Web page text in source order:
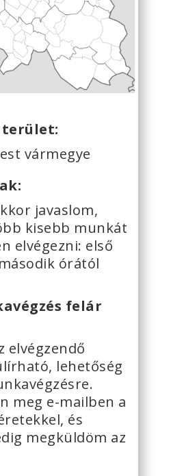
vármegye
javaslom,
kisebb munkát
elvégezni: első
órától
felár
elvégzendő
lehetőség
meg e-mailben a
és
megküldöm az